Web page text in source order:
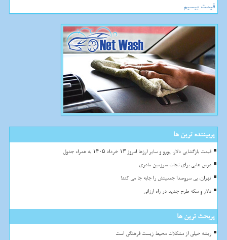
قیمت بیسیم
پربیننده ترین ها
قیمت بازگشایی دلار، یورو و سایر ارزها امروز ۱۳ خرداد ۱۴۰۵ به همراه جدول
درس هایی برای نجات سرزمین مادری
تهران، بی سروصدا جمعیتش را جابه جا می کند!
دلار و سکه طرح جدید در راه ارزانی
پربحث ترین ها
ریشه خیلی از مشکلات محیط زیست فرهنگی است